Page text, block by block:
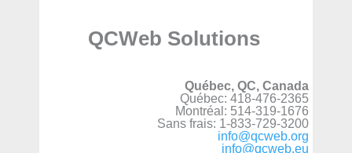
QCWeb Solutions
Québec, QC, Canada
Québec: 418-476-2365
Montréal: 514-319-1676
Sans frais: 1-833-729-3200
info@qcweb.org
info@qcweb.eu